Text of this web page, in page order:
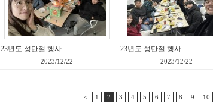
23년도 성탄절 행사
2023/12/22
23년도 성탄절 행사
2023/12/22
< 1 2 3 4 5 6 7 8 9 10